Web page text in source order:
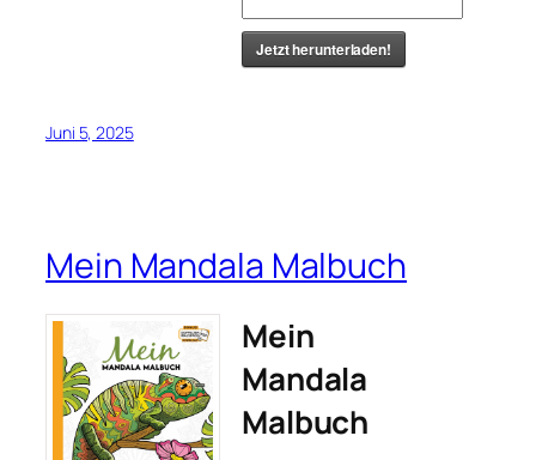
Jetzt herunterladen!
Juni 5, 2025
Mein Mandala Malbuch
Mein
Mandala
Malbuch